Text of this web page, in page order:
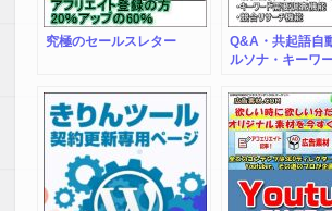
マスターしようと思います。
今後ともよろしくお願いします。
【K.M 様】
はじめの設定に戸惑いましたが
丁寧なマニュアル付きだったので、
慣れない私でも
さほど手こずることもなく設定できました。
究極のセールスレター
Q&A・共起語自
ルソナ・キーワ
Search｜年間会